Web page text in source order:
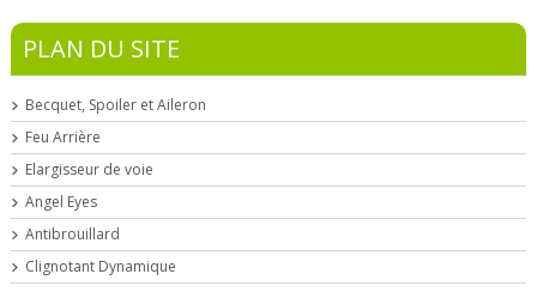
PLAN DU SITE
Becquet, Spoiler et Aileron
Feu Arrière
Elargisseur de voie
Angel Eyes
Antibrouillard
Clignotant Dynamique